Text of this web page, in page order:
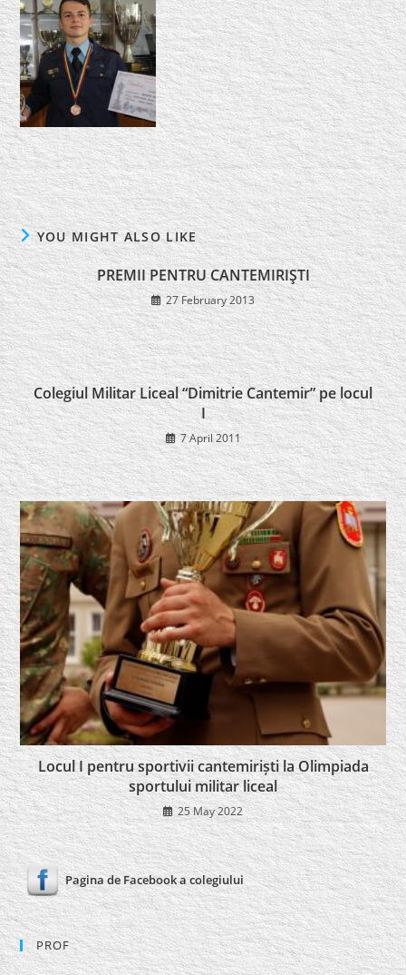
YOU MIGHT ALSO LIKE
PREMII PENTRU CANTEMIRIŞTI
27 February 2013
Colegiul Militar Liceal “Dimitrie Cantemir” pe locul
I
7 April 2011
Locul I pentru sportivii cantemiriști la Olimpiada
sportului militar liceal
25 May 2022
Pagina de Facebook a colegiului
PROF